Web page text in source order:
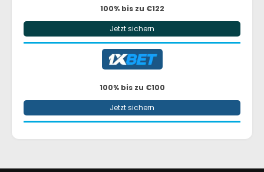
100% bis zu €122
Jetzt sichern
100% bis zu €100
Jetzt sichern